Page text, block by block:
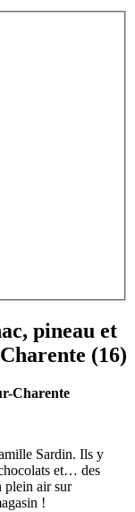
pineau et
(16)
Charente
Sardin. Ils y
et… des
plein air sur
!